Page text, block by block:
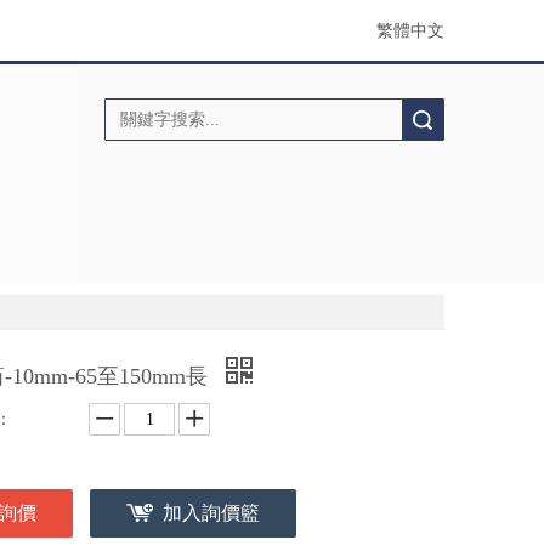
繁體中文
10mm-65至150mm長
價 加入詢價籃